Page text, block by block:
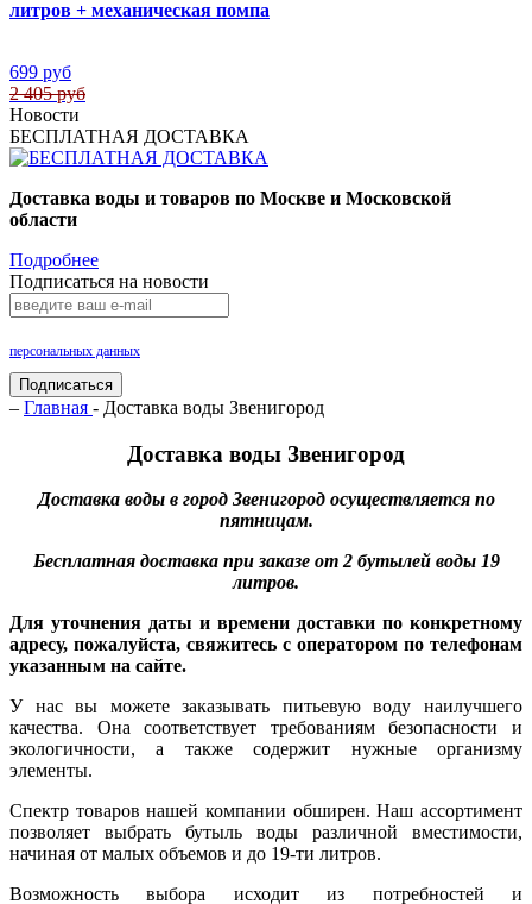
литров + механическая помпа
699 руб
2 405 руб
Новости
БЕСПЛАТНАЯ ДОСТАВКА
Доставка воды и товаров по Москве и Московской
области
Подробнее
Подписаться на новости
персональных данных
Подписаться
– Главная - Доставка воды Звенигород
Доставка воды Звенигород
Доставка воды в город Звенигород осуществляется по
пятницам.
Бесплатная доставка при заказе от 2 бутылей воды 19
литров.
Для уточнения даты и времени доставки по конкретному
адресу, пожалуйста, свяжитесь с оператором по телефонам
указанным на сайте.
У нас вы можете заказывать питьевую воду наилучшего
качества. Она соответствует требованиям безопасности и
экологичности, а также содержит нужные организму
элементы.
Спектр товаров нашей компании обширен. Наш ассортимент
позволяет выбрать бутыль воды различной вместимости,
начиная от малых объемов и до 19-ти литров.
Возможность выбора исходит из потребностей и